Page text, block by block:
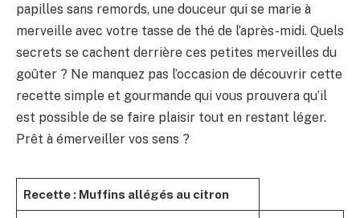
papilles sans remords, une douceur qui se marie à
merveille avec votre tasse de thé de l’après-midi. Quels
secrets se cachent derrière ces petites merveilles du
goûter ? Ne manquez pas l’occasion de découvrir cette
recette simple et gourmande qui vous prouvera qu’il
est possible de se faire plaisir tout en restant léger.
Prêt à émerveiller vos sens ?
Recette : Muffins allégés au citron